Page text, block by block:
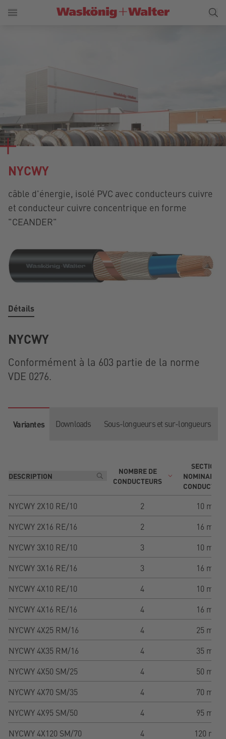
NYCWY
câble d'énergie, isolé PVC avec conducteurs cuivre
et conducteur cuivre concentrique en forme
"CEANDER"
Détails
NYCWY
Conformément à la 603 partie de la norme
VDE 0276.
Variantes Downloads Sous-longueurs et sur-longueurs
NOMBRE DE
CONDUCTEURS
SECTION
NOMINALE
NYCWY 2X10 RE/10 2
10 mm²
NYCWY 2X16 RE/16
2
16 mm²
NYCWY 3X10 RE/10
3
10 mm²
NYCWY 3X16 RE/16
3
16 mm²
NYCWY 4X10 RE/10
4
10 mm²
NYCWY 4X16 RE/16
4
16 mm²
NYCWY 4X25 RM/16
4
25 mm²
NYCWY 4X35 RM/16
4
35 mm²
NYCWY 4X50 SM/25
4
50 mm²
NYCWY 4X70 SM/35
4
70 mm²
NYCWY 4X95 SM/50
4
95 mm²
NYCWY 4X120 SM/70
4
120 mm²